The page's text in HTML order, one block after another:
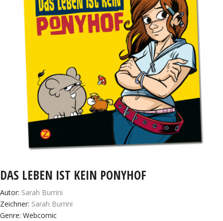
DAS LEBEN IST KEIN PONYHOF
Autor: Sarah Burrini
Zeichner: Sarah Burrini
Genre: Webcomic